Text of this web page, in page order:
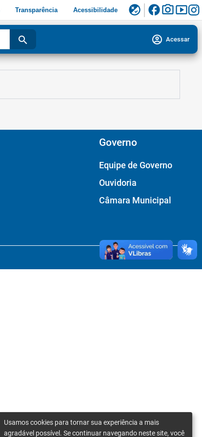
Transparência Acessibilidade flaky facebookphoto_camerasmart_display
search account_circle Acessar
Governo
Equipe de Governo
Ouvidoria
Câmara Municipal
Usamos cookies para tornar sua experiência a mais
agradável possível. Se continuar navegando neste site, você